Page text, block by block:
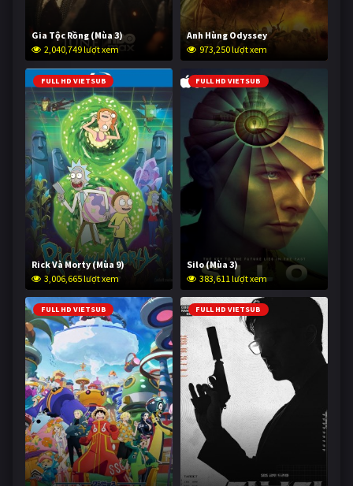
Gia Tộc Rồng (Mùa 3)
2,040,749 lượt xem
Anh Hùng Odyssey
973,250 lượt xem
FULL HD VIETSUB
Rick Và Morty (Mùa 9)
3,006,665 lượt xem
FULL HD VIETSUB
Silo (Mùa 3)
383,611 lượt xem
FULL HD VIETSUB FULL HD VIETSUB